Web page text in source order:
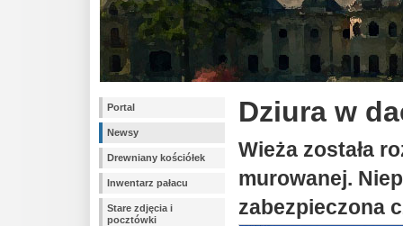
Portal
Newsy
Drewniany kościółek
Inwentarz pałacu
Stare zdjęcia i
pocztówki
Dziura w
Wieża została
murowanej.
zabezpieczona